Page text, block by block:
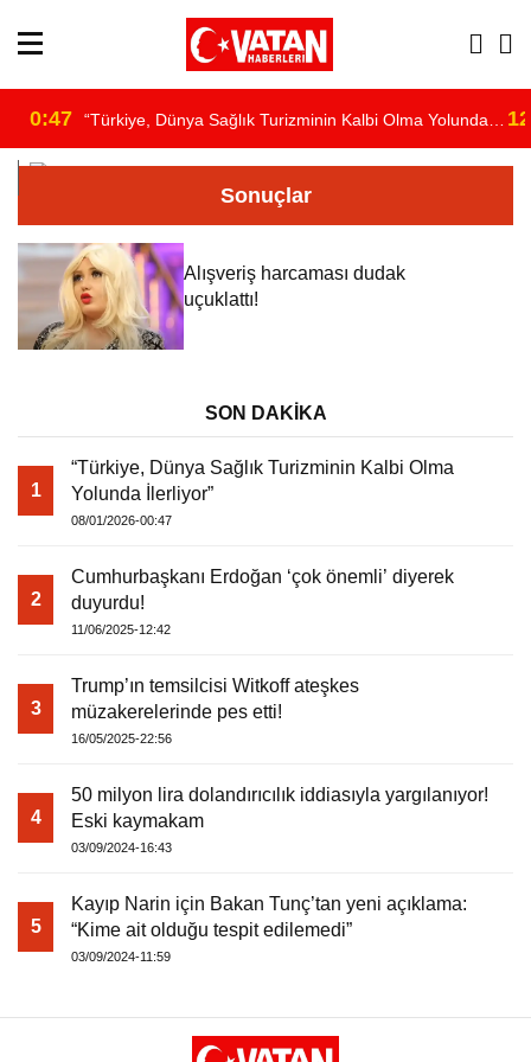
0:47 “Türkiye, Dünya Sağlık Turizminin Kalbi Olma Yolunda
havadurumu.php
on line16
alt="hava"/>
Warning : Attempt to read property
content/themes/theHaberV7/dosyalar/
Sonuçlar
Alışveriş harcaması dudak
uçuklattı!
SON DAKİKA
1
“Türkiye, Dünya Sağlık Turizminin Kalbi Olma
Yolunda İlerliyor”
08/01/2026-00:47
2
Cumhurbaşkanı Erdoğan ‘çok önemli’ diyerek
duyurdu!
11/06/2025-12:42
3
Trump’ın temsilcisi Witkoff ateşkes
müzakerelerinde pes etti!
16/05/2025-22:56
4
50 milyon lira dolandırıcılık iddiasıyla yargılanıyor!
Eski kaymakam
03/09/2024-16:43
5
Kayıp Narin için Bakan Tunç’tan yeni açıklama:
“Kime ait olduğu tespit edilemedi”
03/09/2024-11:59